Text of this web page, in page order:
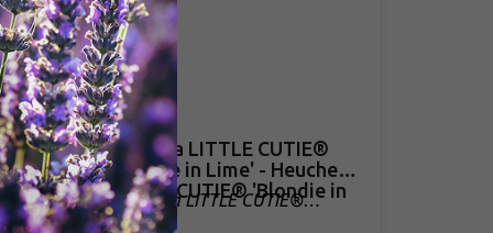
Dlužicha LITTLE CUTIE®
'Blondie in Lime' - Heuchera
LITTLE CUTIE® 'Blondie in
Lime'
Heuchera LITTLE CUTIE®
'Blondie in Lime'